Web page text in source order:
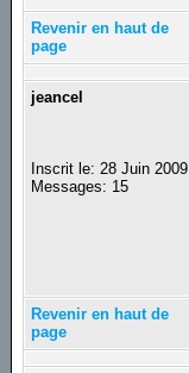
Revenir en haut de
page
jeancel
Inscrit le: 28 Juin 2009
Messages: 15
Revenir en haut de
page